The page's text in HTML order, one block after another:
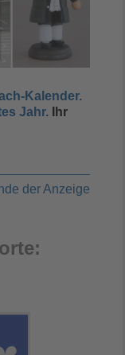
Kalender.
Jahr.
Ihr
der Anzeige